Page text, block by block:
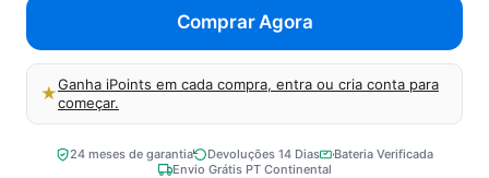
Comprar Agora
★Ganha iPoints em cada compra, entra ou cria conta para
começar.
24 meses de garantia Devoluções 14 Dias
Bateria Verificada
Envio Grátis PT Continental